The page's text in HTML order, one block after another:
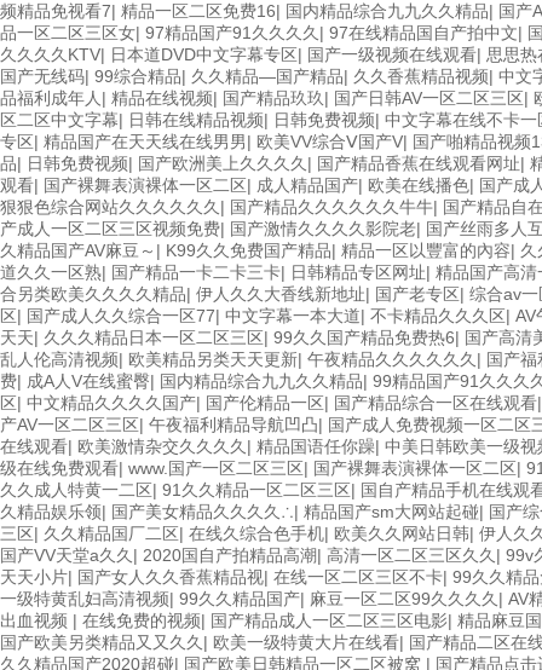
频精品免视看7| 精品一区二区免费16| 国内精品综合九九久久精品| 国产
品一区二区三区女| 97精品国产91久久久久 | 97在线精品国自产拍中文|
久久久久KTV| 日本道DVD中文字幕专区| 国产一级视频在线观看| 思思热
国产无线码| 99综合精品| 久久精品—国产精品| 久久香蕉精品视频| 中文
品福利成年人 | 精品在线视频| 国产精品玖玖| 国产日韩AV一区二区三区|
区二区中文字幕| 日韩在线精品视频| 日韩免费视频| 中文字幕在线不卡一
专区| 精品国产在天天线在线男男| 欧美VV综合Ⅴ国产V| 国产啪精品视频
品| 日韩免费视频| 国产欧洲美上久久久久 | 国产精品香蕉在线观看网址|
观看| 国产裸舞表演裸体一区二区| 成人精品国产| 欧美在线播色| 国产成
狠狠色综合网站久久久久久久 | 国产精品久久久久久久牛牛| 国产精品自
产成人一区二区三区视频免费| 国产激情久久久久影院老| 国产丝雨多人
久精品国产AV麻豆～ | K99久久免费国产精品| 精品一区以豐富的內容| 久
道久久一区熟| 国产精品一卡二卡三卡| 日韩精品专区网址| 精品国产高
合另类欧美久久久久精品| 伊人久久大香线新地址| 国产老专区| 综合av
区| 国产成人久久综合一区77| 中文字幕一本大道| 不卡精品久久久区| AV
天天| 久久久精品日本一区二区三区| 99久久国产精品免费热6| 国产高清
乱人伦高清视频| 欧美精品另类天天更新| 午夜精品久久久久久久 | 国产
费| 成A人V在线蜜臀| 国内精品综合九九久久精品| 99精品国产91久久久
区| 中文精品久久久久国产| 国产伦精品一区| 国产精品综合一区在线观看
产AV一区二区三区| 午夜福利精品导航凹凸| 国产成人免费视频一区二区
在线观看| 欧美激情杂交久久久久 | 精品国语任你躁| 中美日韩欧美一级视
级在线免费观看| www.国产一区二区三区| 国产裸舞表演裸体一区二区|
久久成人特黄一二区| 91久久精品一区二区三区| 国自产精品手机在线观
久精品娱乐领| 国产美女精品久久久久∴| 精品国产sm大网站起碰| 国产
三区| 久久精品国厂二区| 在线久综合色手机| 欧美久久网站日韩| 伊人久
国产VV天堂a久久 | 2020国自产拍精品高潮| 高清一区二区三区久久 | 99v
天天小片| 国产女人久久香蕉精品视| 在线一区二区三区不卡| 99久久精
一级特黄乱妇高清视频| 99久久精品国产| 麻豆一区二区99久久久久 | AV
出血视频 | 在线免费的视频| 国产精品成人一区二区三区电影| 精品麻豆
国产欧美另类精品又又久久 | 欧美一级特黄大片在线看| 国产精品二区在
久久精品国产2020超碰| 国产欧美日韩精品一区二区被窝 | 国产精品点